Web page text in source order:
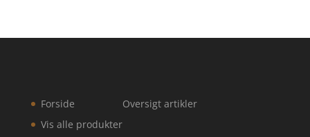
Forside
Vis alle produkter
Oversigt artikler